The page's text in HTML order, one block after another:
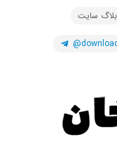
سایت